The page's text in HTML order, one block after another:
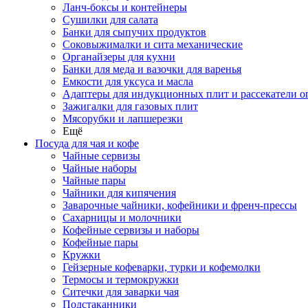
Ланч-боксы и контейнеры
Сушилки для салата
Банки для сыпучих продуктов
Соковыжималки и сита механические
Органайзеры для кухни
Банки для меда и вазочки для варенья
Емкости для уксуса и масла
Адаптеры для индукционных плит и рассекатели
Зажигалки для газовых плит
Мясорубки и лапшерезки
Ещё
Посуда для чая и кофе
Чайные сервизы
Чайные наборы
Чайные пары
Чайники для кипячения
Заварочные чайники, кофейники и френч-прессы
Сахарницы и молочники
Кофейные сервизы и наборы
Кофейные пары
Кружки
Гейзерные кофеварки, турки и кофемолки
Термосы и термокружки
Ситечки для заварки чая
Подстаканники